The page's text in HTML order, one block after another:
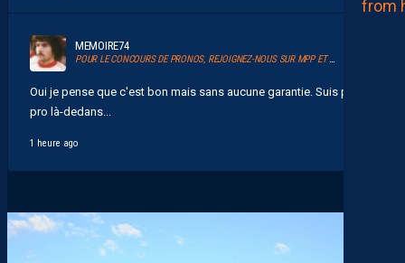
MEMOIRE74
POUR LE CONCOURS DE PRONOS, REJOIGNEZ-NOUS SUR MPP ET GLANEZ LES RÉCOMPENSES !
Oui je pense que c'est bon mais sans aucune garantie. Suis pas
pro là-dedans...
1 heure ago